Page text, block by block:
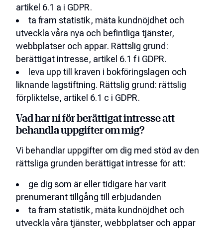
artikel 6.1 a i GDPR.
ta fram statistik, mäta kundnöjdhet och
utveckla våra nya och befintliga tjänster,
webbplatser och appar. Rättslig grund:
berättigat intresse, artikel 6.1 f i GDPR.
leva upp till kraven i bokföringslagen och
liknande lagstiftning. Rättslig grund: rättslig
förpliktelse, artikel 6.1 c i GDPR.
Vad har ni för berättigat intresse att
behandla uppgifter om mig?
Vi behandlar uppgifter om dig med stöd av den
rättsliga grunden berättigat intresse för att:
ge dig som är eller tidigare har varit
prenumerant tillgång till erbjudanden
ta fram statistik, mäta kundnöjdhet och
utveckla våra tjänster, webbplatser och appar